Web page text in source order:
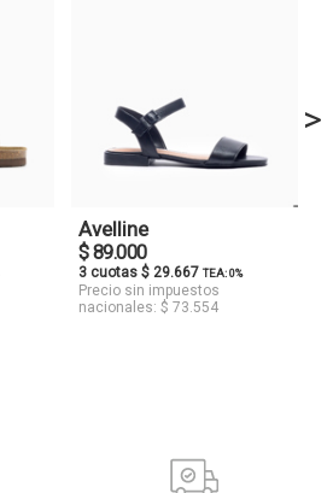
Avelline
$ 89.000
3 cuotas $ 29.667 TEA: 0%
Precio sin impuestos
nacionales: $ 73.554
>